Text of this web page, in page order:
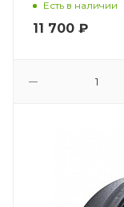
Есть в наличии
11 700 ₽